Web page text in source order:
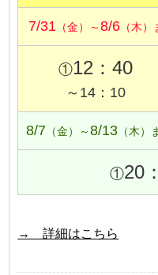
7/31 （金）～8/6 （木
①12：40
～14：10
8/7 （金）～8/13 （木）
①20
→ 詳細はこちら